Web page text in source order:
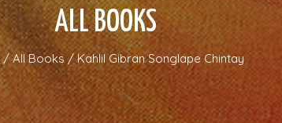
ALL BOOKS
/All Books /Kahlil Gibran Songlape Chintay